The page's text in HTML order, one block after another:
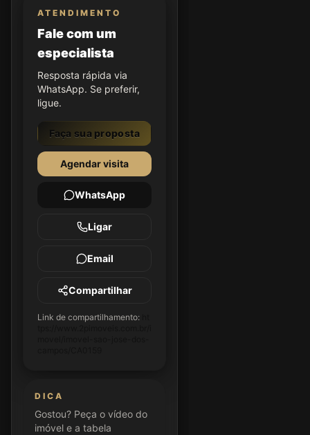
ATENDIMENTO
Fale com um
especialista
Resposta rápida via
WhatsApp. Se preferir,
ligue.
Faça sua proposta
Agendar visita
WhatsApp
Ligar
Email
Compartilhar
Link de compartilhamento:
DICA
Gostou? Peça o vídeo do
imóvel e a tabela